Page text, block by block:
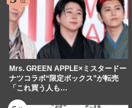
立憲・古賀
ぎ処分に
の“自慢の
週刊女性PRIME
Mrs. GREEN APPLE×ミスタードー
ナツコラボ“限定ボックス”が転売
「これ買う人も…